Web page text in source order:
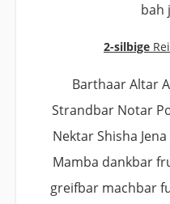
bah
2-silbige
Barthaar Altar
Strandbar Notar
Nektar Shisha
Mamba dankbar
greifbar machbar